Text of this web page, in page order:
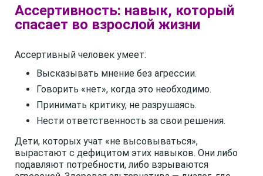
Ассертивность: навык, который
спасает во взрослой жизни
Ассертивный человек умеет:
Высказывать мнение без агрессии.
Говорить «нет», когда это необходимо.
Принимать критику, не разрушаясь.
Нести ответственность за свои решения.
Дети, которых учат «не высовываться»,
вырастают с дефицитом этих навыков. Они либо
подавляют потребности, либо взрываются